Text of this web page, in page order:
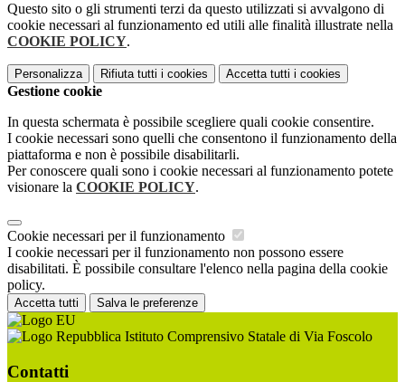
Questo sito o gli strumenti terzi da questo utilizzati si avvalgono di
cookie necessari al funzionamento ed utili alle finalità illustrate nella
COOKIE POLICY.
Personalizza Rifiuta tutti i cookies Accetta tutti i cookies
Gestione cookie
In questa schermata è possibile scegliere quali cookie consentire.
I cookie necessari sono quelli che consentono il funzionamento della
piattaforma e non è possibile disabilitarli.
Per conoscere quali sono i cookie necessari al funzionamento potete
visionare la COOKIE POLICY.
Cookie necessari per il funzionamento
I cookie necessari per il funzionamento non possono essere
disabilitati. È possibile consultare l'elenco nella pagina della cookie
policy.
Accetta tutti Salva le preferenze
Istituto Comprensivo Statale di Via Foscolo
Contatti